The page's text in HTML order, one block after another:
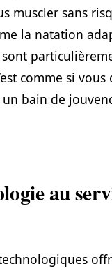
muscler sans
la natation
sont
comme si vous
bain de
au